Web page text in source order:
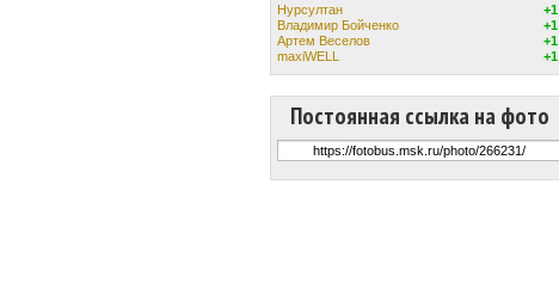
Нурсултан
+1
Владимир Бойченко
+1
Артем Веселов
+1
maxiWELL
+1
Постоянная ссылка на фото